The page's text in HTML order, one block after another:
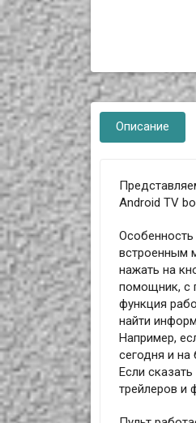
Описание
Android TV
Особенность
встроенным
нажать на
помощник, с
функция
найти
Например,
сегодня и
Если
трейлеров и